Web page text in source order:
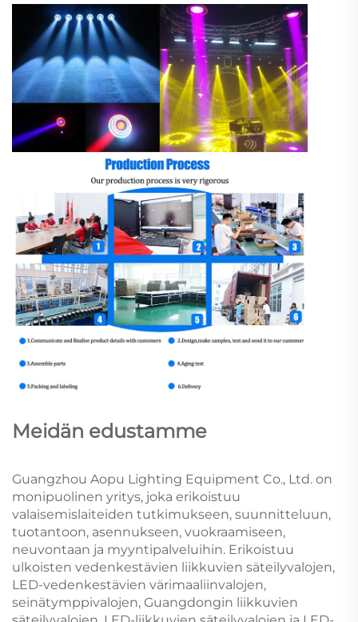
Meidän edustamme
Guangzhou Aopu Lighting Equipment Co., Ltd. on
monipuolinen yritys, joka erikoistuu
valaisemislaiteiden tutkimukseen, suunnitteluun,
tuotantoon, asennukseen, vuokraamiseen,
neuvontaan ja myyntipalveluihin. Erikoistuu
ulkoisten vedenkestävien liikkuvien säteilyvalojen,
LED-vedenkestävien värimaaliinvalojen,
seinätymppivalojen, Guangdongin liikkuvien